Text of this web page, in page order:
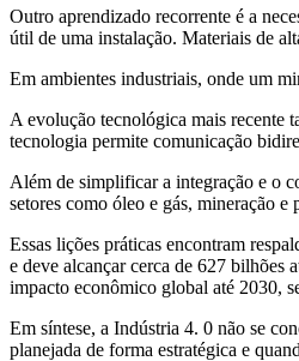
Outro aprendizado recorrente é a
útil de uma instalação. Materiais de
Em ambientes industriais, onde um
A evolução tecnológica mais recente
tecnologia permite comunicação
Além de simplificar a integração e o
setores como óleo e gás, mineração e
Essas lições práticas encontram
e deve alcançar cerca de 627 bilhões
impacto econômico global até 2030,
Em síntese, a Indústria 4. 0 não se
planejada de forma estratégica e